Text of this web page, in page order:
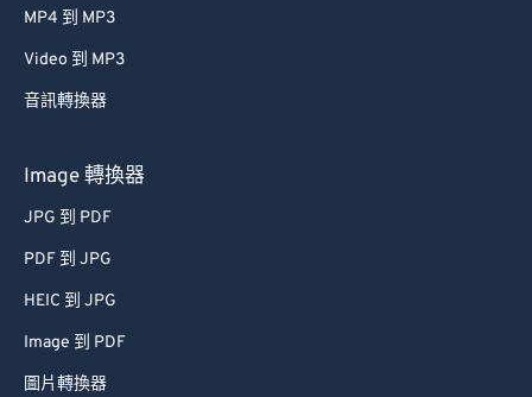
MP4 到 MP3
Video 到 MP3
音訊轉換器
Image 轉換器
JPG 到 PDF
PDF 到 JPG
HEIC 到 JPG
Image 到 PDF
圖片轉換器